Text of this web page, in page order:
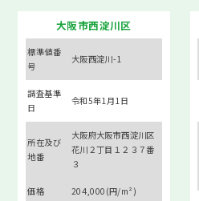
大阪市西淀川区
標準値番
号
大阪西淀川-1
調査基準
日
令和5年1月1日
所在及び
地番
大阪府大阪市西淀川区
花川２丁目１２３７番
３
価格 204,000(円/m²)